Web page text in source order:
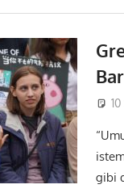
gibi